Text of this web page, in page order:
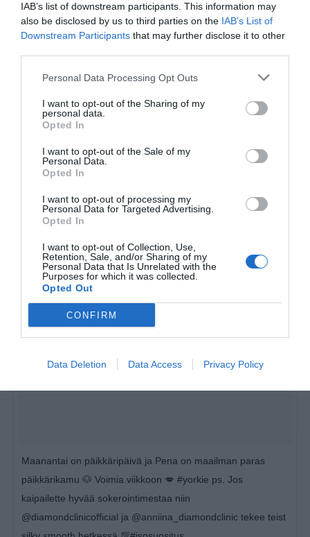
IAB’s list of downstream participants. This information may
also be disclosed by us to third parties on the IAB’s List of
Downstream Participants that may further disclose it to other
Personal Data Processing Opt Outs
I want to opt-out of the Sharing of my
personal data.
Opted In
I want to opt-out of the Sale of my
Personal Data.
Opted In
I want to opt-out of processing my
Personal Data for Targeted Advertising.
Opted In
I want to opt-out of Collection, Use,
Retention, Sale, and/or Sharing of my
Personal Data that Is Unrelated with the
Purposes for which it was collected.
Opted Out
CONFIRM
Data Deletion Data Access Privacy Policy
Bentley wishes everyone a great day 🤓 #mybaby #yorkie ps.
suomirockin aamu tänään taas klo 7-11, hyvää huomenta ☀️
Maanantai on päikkäripäivä ja Pena on maailman paras
päikkärikamu 🐶 Voimia viikkoon 💋 #yorkie ps. Jos
kaipailette hyvää sokerointimestaa niin
@diamondclinicofficial ja @anniina_diamondclinic tekee teist